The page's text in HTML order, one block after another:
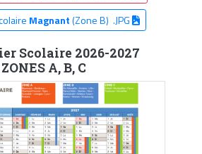
Magnant(Zone B) .JPG
Scolaire 2026-2027
ZONES A, B, C